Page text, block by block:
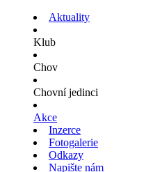
Aktuality
Klub
Chov
Chovní jedinci
Akce
Inzerce
Fotogalerie
Odkazy
Napište nám